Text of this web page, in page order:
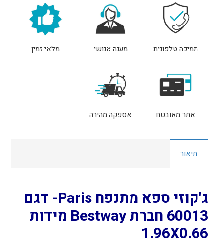
תמיכה טלפונית מענה אנושי מלאי זמין
אתר מאובטח אספקה מהירה
תיאור
ג'קוזי ספא מתנפח Paris- דגם
60013 חברת Bestway מידות
1.96X0.66